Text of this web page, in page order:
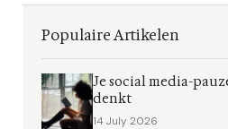
Populaire Artikelen
Je social media-
denkt
14 July 2026